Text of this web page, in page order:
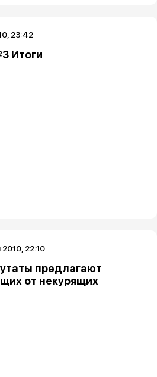
23:42
Итоги
22:10
предлагают
от некурящих